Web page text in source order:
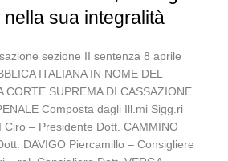
nella sua integralità
sezione II sentenza 8 aprile
ITALIANA IN NOME DEL
CORTE SUPREMA DI CASSAZIONE
Composta dagli Ill.mi Sigg.ri
– Presidente Dott. CAMMINO
DAVIGO Piercamillo – Consigliere